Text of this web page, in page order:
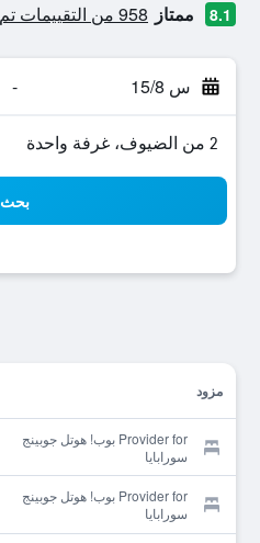
8.1 ممتاز 958 من التقييمات تم التحقق منها
س 15/8 -
2 من الضيوف، غرفة واحدة
بحث
مزود
Provider for بوب! هوتل جوبينج
سورابايا
Provider for بوب! هوتل جوبينج
سورابايا